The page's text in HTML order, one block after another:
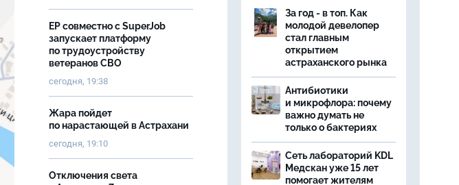
ЕР совместно с SuperJob
запускает платформу
по трудоустройству
ветеранов СВО
сегодня, 19:38
Жара пойдет
по нарастающей в Астрахани
сегодня, 19:10
Отключения света
За год - в топ. Как
молодой девелопер
стал главным
открытием
астраханского рынка
Антибиотики
и микрофлора: почему
важно думать не
только о бактериях
Сеть лабораторий KDL
Медскан уже 15 лет
помогает жителям